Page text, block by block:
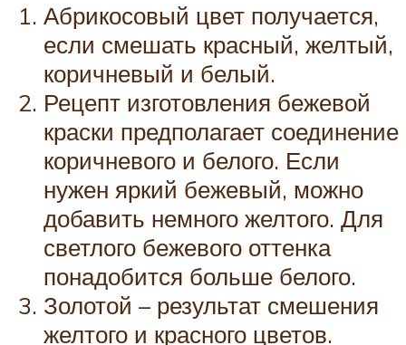
Абрикосовый цвет получается,
если смешать красный, желтый,
коричневый и белый.
Рецепт изготовления бежевой
краски предполагает соединение
коричневого и белого. Если
нужен яркий бежевый, можно
добавить немного желтого. Для
светлого бежевого оттенка
понадобится больше белого.
Золотой – результат смешения
желтого и красного цветов.